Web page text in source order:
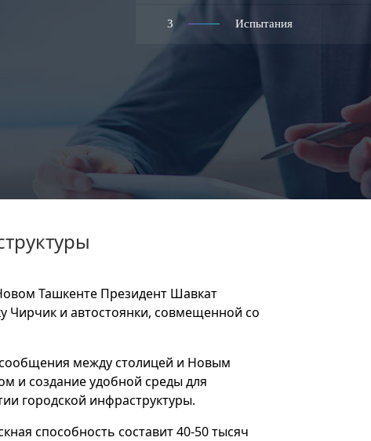
3 Испытания
Ташкенте Президент Шавкат
Чирчик и автостоянки, совмещенной со
между столицей и Новым
и создание удобной среды для
городской инфраструктуры.
способность составит 40-50 тысяч